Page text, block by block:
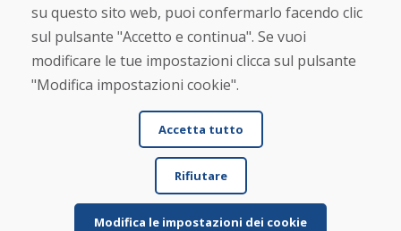
Verificato dai clienti
★★★★
su questo sito web, puoi confermarlo facendo clic
sul pulsante "Accetto e continua". Se vuoi
modificare le tue impostazioni clicca sul pulsante
"Modifica impostazioni cookie".
Accetta tutto
Rifiutare
Modifica le impostazioni dei cookie